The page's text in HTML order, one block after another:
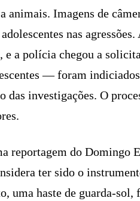
animais. Imagens de
nas
a polícia chegou a
— foram indiciados
das investigações. O
reportagem do Domingo
ter sido o
uma haste de guarda-